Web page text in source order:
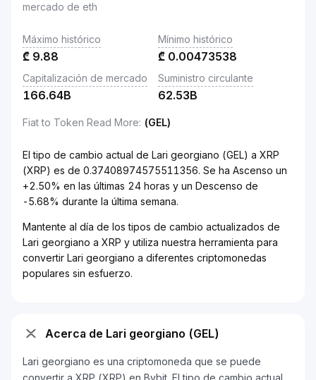
mercado de eth
Máximo histórico
₾ 9.88
Mínimo histórico
₾ 0.00473538
Capitalización de mercado
166.64B
Suministro circulante
62.53B
Fiat to Token Read More: (GEL)
El tipo de cambio actual de Lari georgiano (GEL) a XRP
(XRP) es de 0.37408974575511356. Se ha Ascenso un
+2.50% en las últimas 24 horas y un Descenso de
-5.68% durante la última semana.
Mantente al día de los tipos de cambio actualizados de
Lari georgiano a XRP y utiliza nuestra herramienta para
convertir Lari georgiano a diferentes criptomonedas
populares sin esfuerzo.
Acerca de Lari georgiano (GEL)
Lari georgiano es una criptomoneda que se puede
convertir a XRP (XRP) en Bybit. El tipo de cambio actual